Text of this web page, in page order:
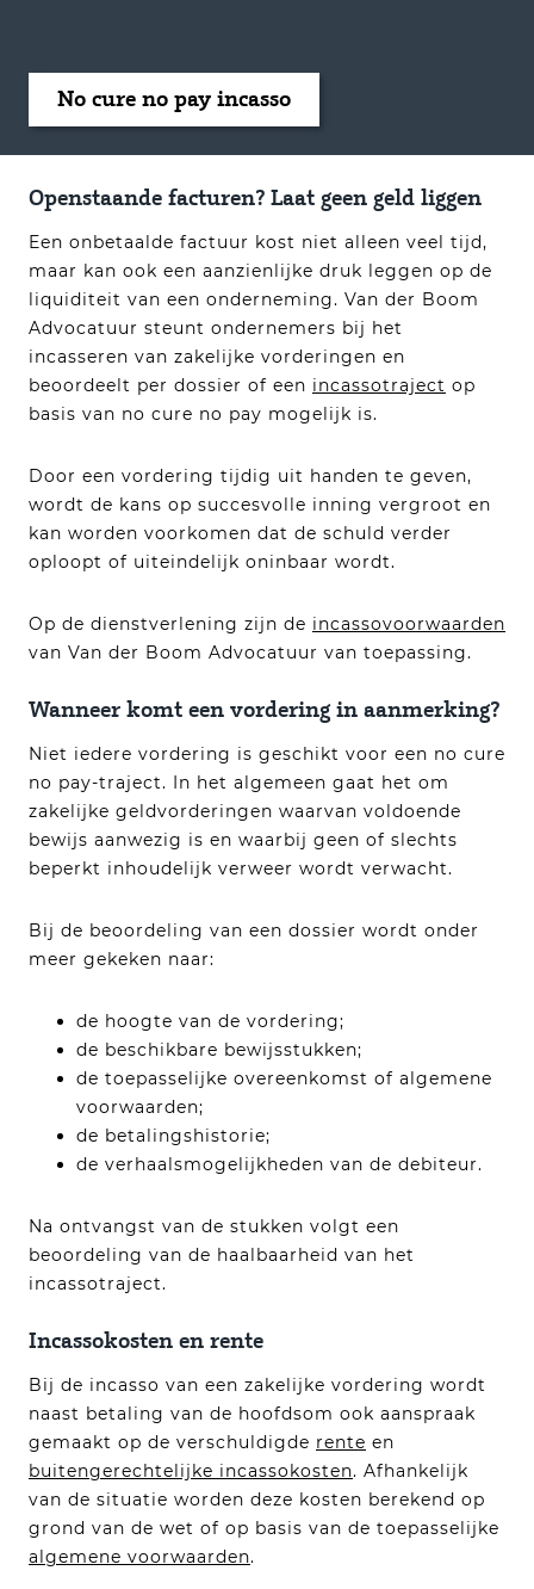
No cure no pay incasso
Openstaande facturen? Laat geen geld liggen
Een onbetaalde factuur kost niet alleen veel tijd,
maar kan ook een aanzienlijke druk leggen op de
liquiditeit van een onderneming. Van der Boom
Advocatuur steunt ondernemers bij het
incasseren van zakelijke vorderingen en
beoordeelt per dossier of een incassotraject op
basis van no cure no pay mogelijk is.
Door een vordering tijdig uit handen te geven,
wordt de kans op succesvolle inning vergroot en
kan worden voorkomen dat de schuld verder
oploopt of uiteindelijk oninbaar wordt.
Op de dienstverlening zijn de incassovoorwaarden
van Van der Boom Advocatuur van toepassing.
Wanneer komt een vordering in aanmerking?
Niet iedere vordering is geschikt voor een no cure
no pay-traject. In het algemeen gaat het om
zakelijke geldvorderingen waarvan voldoende
bewijs aanwezig is en waarbij geen of slechts
beperkt inhoudelijk verweer wordt verwacht.
Bij de beoordeling van een dossier wordt onder
meer gekeken naar:
de hoogte van de vordering;
de beschikbare bewijsstukken;
de toepasselijke overeenkomst of algemene
voorwaarden;
de betalingshistorie;
de verhaalsmogelijkheden van de debiteur.
Na ontvangst van de stukken volgt een
beoordeling van de haalbaarheid van het
incassotraject.
Incassokosten en rente
Bij de incasso van een zakelijke vordering wordt
naast betaling van de hoofdsom ook aanspraak
gemaakt op de verschuldigde rente en
buitengerechtelijke incassokosten. Afhankelijk
van de situatie worden deze kosten berekend op
grond van de wet of op basis van de toepasselijke
algemene voorwaarden.